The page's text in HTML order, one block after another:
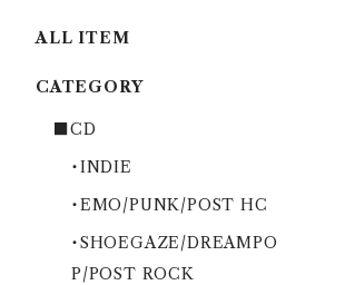
ALL ITEM
CATEGORY
■CD
・INDIE
・EMO/PUNK/POST HC
・SHOEGAZE/DREAMPO
P/POST ROCK